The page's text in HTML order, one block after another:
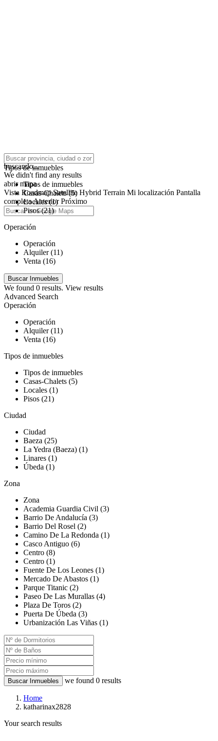
click to enable zoom
buscando...
We didn't find any results
abrir mapa
Vista Roadmap Satellite Hybrid Terrain Mi localización Pantalla
completaAnterior Próximo
Tipos de inmuebles
Tipos de inmuebles
Casas-Chalets (5)
Locales (1)
Pisos (21)
Operación
Operación
Alquiler (11)
Venta (16)
We found 0 results. View results
Advanced Search
Operación
Operación
Alquiler (11)
Venta (16)
Tipos de inmuebles
Tipos de inmuebles
Casas-Chalets (5)
Locales (1)
Pisos (21)
Ciudad
Ciudad
Baeza (25)
La Yedra (Baeza) (1)
Linares (1)
Úbeda (1)
Zona
Zona
Academia Guardia Civil (3)
Barrio De Andalucía (3)
Barrio Del Rosel (2)
Camino De La Redonda (1)
Casco Antiguo (6)
Centro (8)
Centro (1)
Fuente De Los Leones (1)
Mercado De Abastos (1)
Parque Titanic (2)
Paseo De Las Murallas (4)
Plaza De Toros (2)
Puerta De Úbeda (3)
Urbanización Las Viñas (1)
Buscar Inmuebles we found 0 results
Home
katharinax2828
Your search results